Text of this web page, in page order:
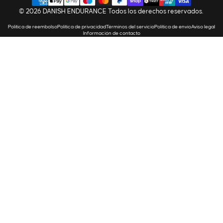
© 2026 DANISH ENDURANCE Todos los derechos reservados.
Política de reembolsoPolítica de privacidadTérminos del servicioPolítica de envíoAviso legal
Información de contacto